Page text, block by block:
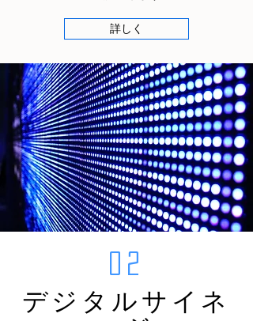
詳しく
02
デジタルサイネ